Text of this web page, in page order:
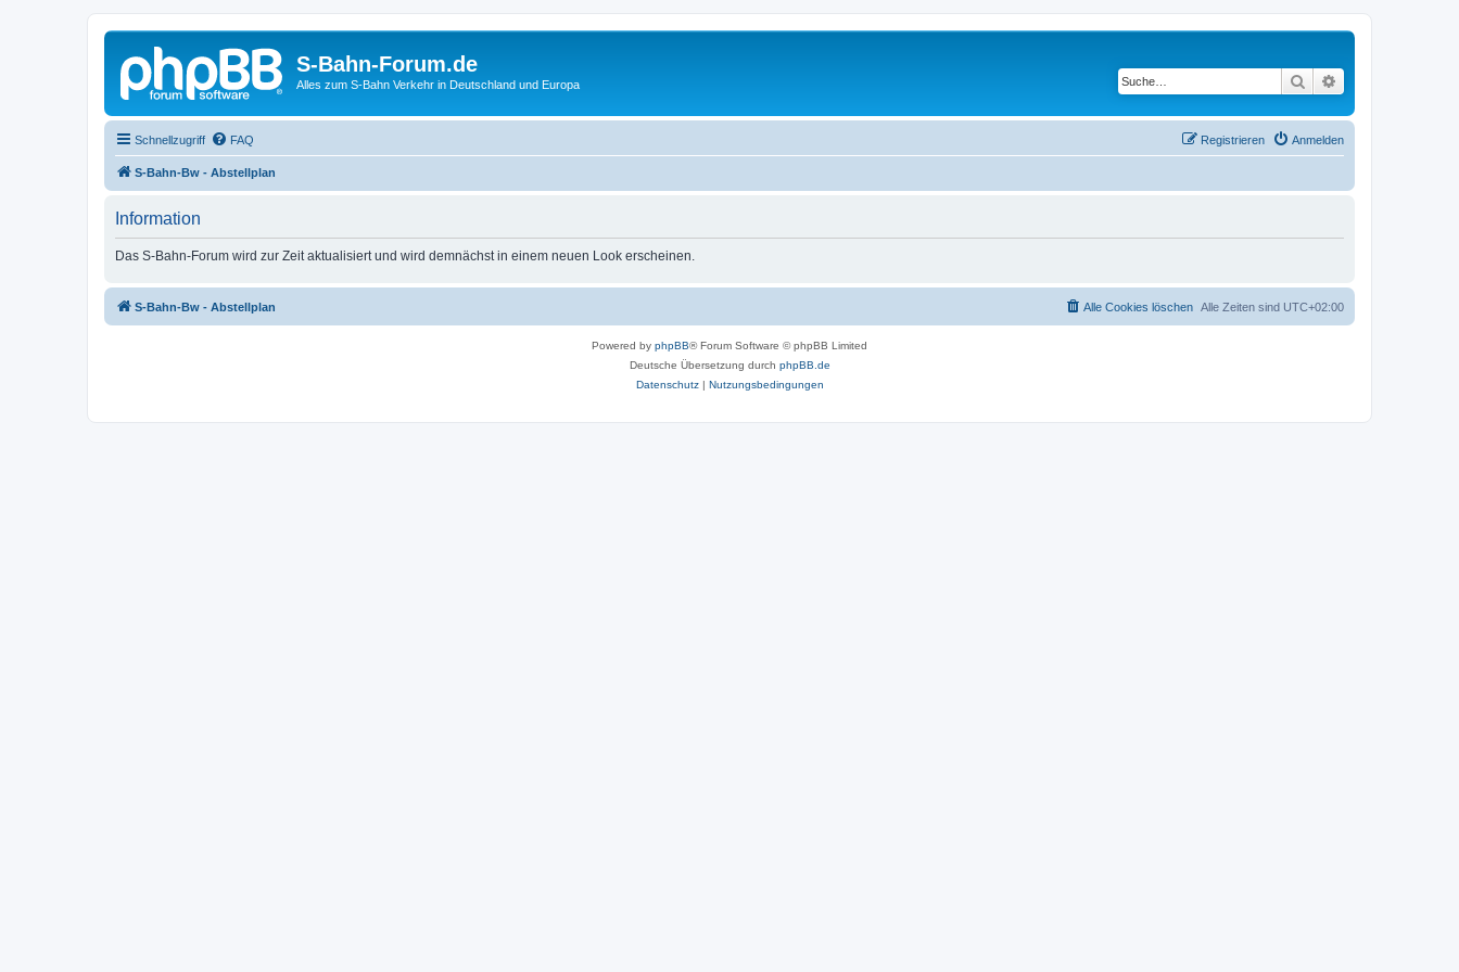
S-Bahn-Forum.de
Alles zum S-Bahn Verkehr in Deutschland und Europa Suche
Schnellzugriff FAQ Anmelden
Registrieren
S-Bahn-Bw - Abstellplan
Information
Das S-Bahn-Forum wird zur Zeit aktualisiert und wird demnächst in einem neuen Look erscheinen.
S-Bahn-Bw - Abstellplan Alle Zeiten sind UTC+02:00
Alle Cookies löschen
Powered by phpBB® Forum Software © phpBB Limited
Deutsche Übersetzung durch phpBB.de
Datenschutz| Nutzungsbedingungen